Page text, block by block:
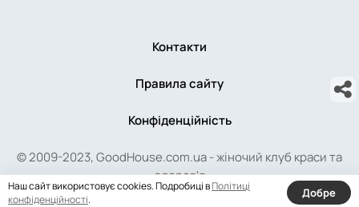
© 2009-2023, GoodHouse.com.ua - жіночий клуб краси та
здоров'я
Контакти
Правила сайту
Конфіденційність
Наш сайт використовує cookies. Подробиці вПолітиці
конфіденційності. Добре